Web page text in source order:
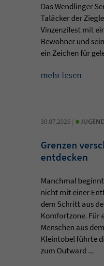
Das Wendlinger
Taläcker der
Vinzenzifest mit
Bewohner und
ein Zeichen für
mehr lesen
30.07.2026 | •
Grenzen
entdecken
Manchmal
nicht mit einer
dem Schritt aus
Komfortzone. Für
Menschen aus
Kleintobel führte
zum Outward ...